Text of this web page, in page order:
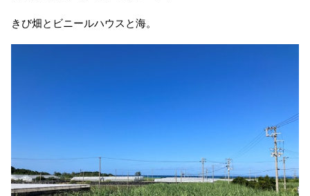
きび畑とビニールハウスと海。